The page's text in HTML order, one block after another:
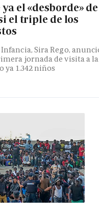
el «desborde» de
el triple de los
Sira Rego,
jornada de visita a la
ya 1.342 niños